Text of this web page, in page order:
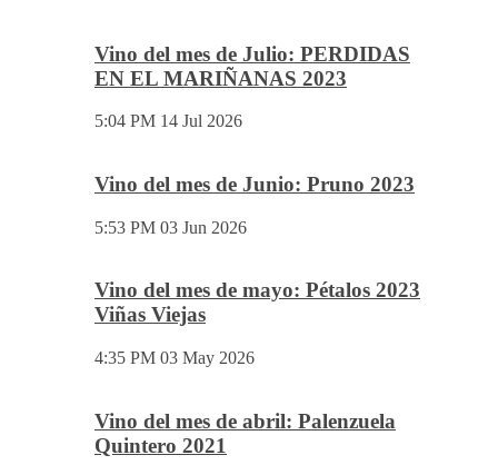
beatrizmundovino@gmail.com
Vino del mes de Julio: PERDIDAS
Vino del mes de Junio: Pruno 2023
5:53 PM 03 Jun 2026
Vino del mes de mayo: Pétalos 2023
Viñas Viejas